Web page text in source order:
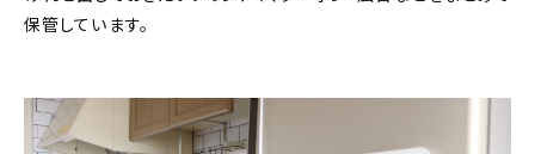
保管しています。